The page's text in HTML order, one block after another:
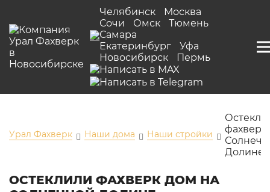
Челябинск
Москва
Сочи
Омск
Тюмень
Самара
Екатеринбург
Уфа
Новосибирск
Пермь
Урал Фахверк Наши дома Наши стройки
фахверк
Долине
ОСТЕКЛИЛИ ФАХВЕРК ДОМ НА